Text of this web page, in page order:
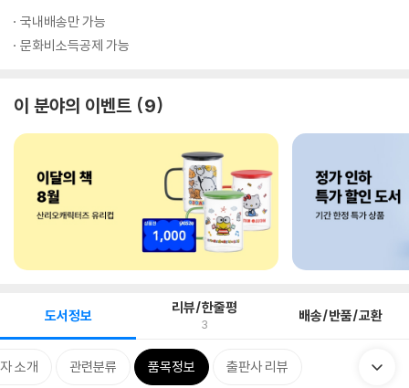
국내배송만 가능
문화비소득공제 가능
이 분야의 이벤트 9
도서정보 리뷰/한줄평
3 배송/반품/교환
소개 관련분류 품목정보 출판사 리뷰